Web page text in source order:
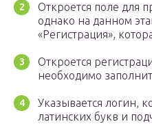
Откроется поле для
однако на данном
«Регистрация»,
Откроется
необходимо
Указывается логин,
латинских букв и